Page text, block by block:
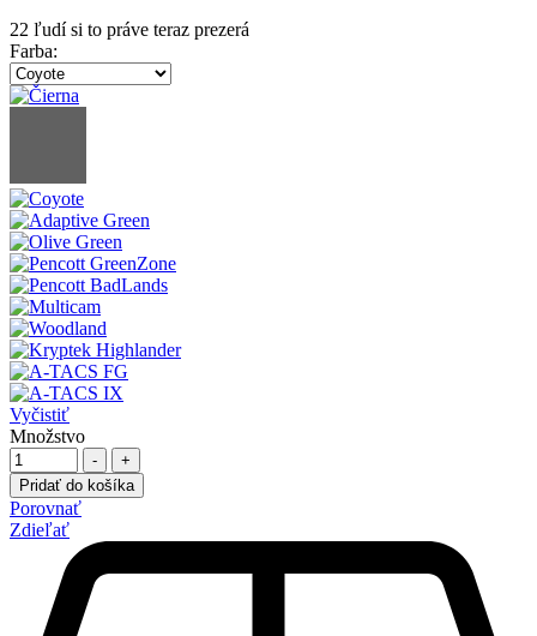
22 ľudí si to práve teraz prezerá
Farba:
Vyčistiť
Množstvo
-
+
Pridať do košíka
Porovnať
Zdieľať